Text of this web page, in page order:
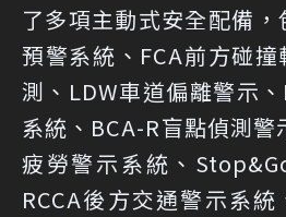
了多項主動式安全配備，
預警系統、FCA前方碰
測、LDW車道偏離警示
系統、BCA-R盲點偵測警
疲勞警示系統、
RCCA後方交通警示系